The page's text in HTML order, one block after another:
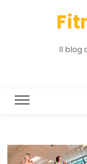
Il blog